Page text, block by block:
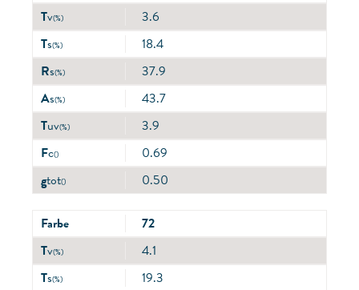
Tv(%)
3.6
Ts(%)
18.4
Rs(%)
37.9
As(%)
43.7
Tuv(%)
3.9
Fc()
0.69
gtot() 0.50
Farbe
72
Tv(%)
4.1
Ts(%)
19.3